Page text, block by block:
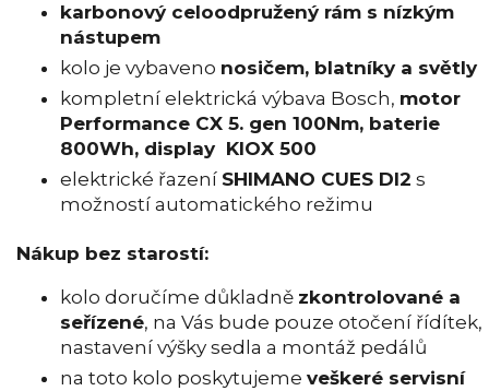
karbonový celoodpružený rám s nízkým
nástupem
kolo je vybaveno nosičem, blatníky a světly
kompletní elektrická výbava Bosch, motor
Performance CX 5. gen 100Nm, baterie
800Wh, display KIOX 500
elektrické řazení SHIMANO CUES DI2 s
možností automatického režimu
Nákup bez starostí:
kolo doručíme důkladně zkontrolované a
seřízené, na Vás bude pouze otočení řídítek,
nastavení výšky sedla a montáž pedálů
na toto kolo poskytujeme veškeré servisní